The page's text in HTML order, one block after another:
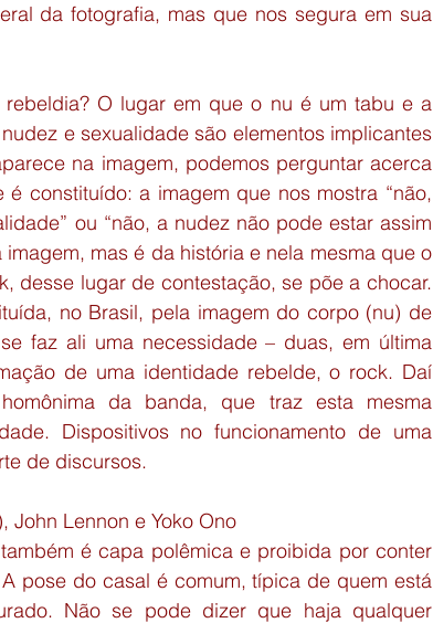
da fotografia, mas que nos segura em sua
O lugar em que o nu é um tabu e a
e sexualidade são elementos implicantes
na imagem, podemos perguntar acerca
constituído: a imagem que nos mostra “não,
ou “não, a nudez não pode estar assim
mas é da história e nela mesma que o
desse lugar de contestação, se põe a chocar.
no Brasil, pela imagem do corpo (nu) de
faz ali uma necessidade – duas, em última
de uma identidade rebelde, o rock. Daí
da banda, que traz esta mesma
Dispositivos no funcionamento de uma
de discursos.
John Lennon e Yoko Ono
é capa polêmica e proibida por conter
pose do casal é comum, típica de quem está
Não se pode dizer que haja qualquer